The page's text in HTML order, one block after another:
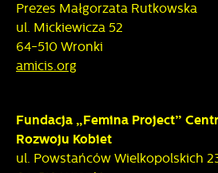
Prezes Małgorzata Rutkowska
ul. Mickiewicza 52
64-510 Wronki
amicis.org
Fundacja „Femina Project”
Rozwoju Kobiet
ul. Powstańców Wielkopolskich